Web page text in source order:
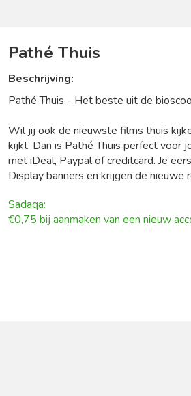
Pathé Thuis
Beschrijving:
Pathé Thuis - Het beste uit de
Wil jij ook de nieuwste films thuis
kijkt. Dan is Pathé Thuis perfect voor
met iDeal, Paypal of creditcard. Je
Display banners en krijgen de nieuwe
Sadaqa:
€0,75 bij aanmaken van een nieuw